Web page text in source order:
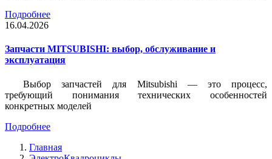
Подробнее
16.04.2026
Запчасти MITSUBISHI: выбор, обслуживание и
эксплуатация
Выбор запчастей для Mitsubishi — это процесс,
требующий понимания технических особенностей
конкретных моделей
Подробнее
Главная